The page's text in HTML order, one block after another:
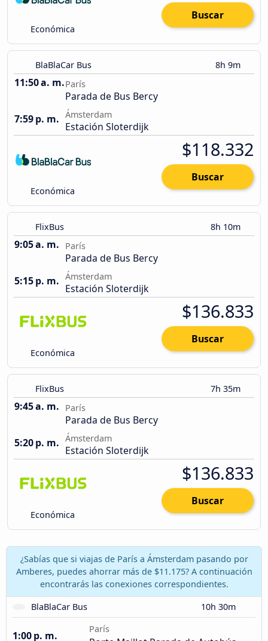
Económica
Buscar
BlaBlaCar Bus 8h 9m
11:50 a. m.París
Parada de Bus Bercy
7:59 p. m. Ámsterdam
Estación Sloterdijk
Económica
$118.332
Buscar
FlixBus 8h 10m
9:05 a. m. París
Parada de Bus Bercy
5:15 p. m. Ámsterdam
Estación Sloterdijk
Económica
$136.833
Buscar
FlixBus 7h 35m
9:45 a. m. París
Parada de Bus Bercy
5:20 p. m. Ámsterdam
Estación Sloterdijk
Económica
$136.833
Buscar
¿Sabías que si viajas de París a Ámsterdam pasando por
Amberes, puedes ahorrar más de $11.175? A continuación
encontrarás las conexiones correspondientes.
BlaBlaCar Bus
10h 30m
1:00 p. m.
París